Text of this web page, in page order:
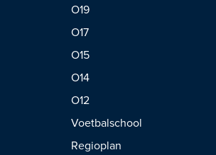
O19
O17
O15
O14
O12
Voetbalschool
Regioplan